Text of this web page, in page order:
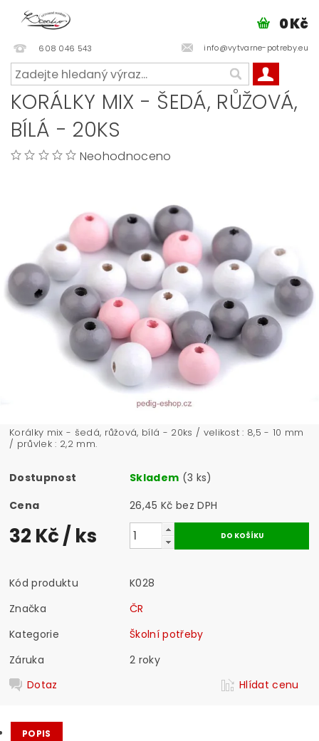
608 046 543 info@vytvarne-potreby.eu
0 Kč
KORÁLKY MIX - ŠEDÁ, RŮŽOVÁ,
BÍLÁ - 20KS
Neohodnoceno
Korálky mix - šedá, růžová, bílá - 20ks / velikost : 8,5 - 10 mm
/ průvlek : 2,2 mm.
Dostupnost Skladem (3 ks)
Cena
26,45 Kč bez DPH
32 Kč/ ks
Kód produktu
K028
Značka
ČR
Kategorie
Školní potřeby
Záruka
2 roky
Dotaz
Hlídat cenu
POPIS